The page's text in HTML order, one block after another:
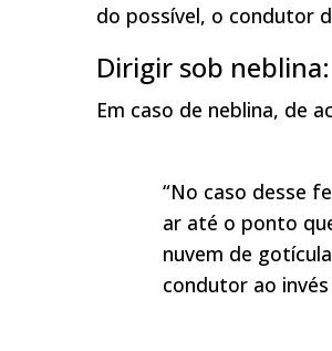
do possível, o condutor
Dirigir sob
Em caso de neblina, de
“No caso desse
ar até o ponto
nuvem de
condutor ao